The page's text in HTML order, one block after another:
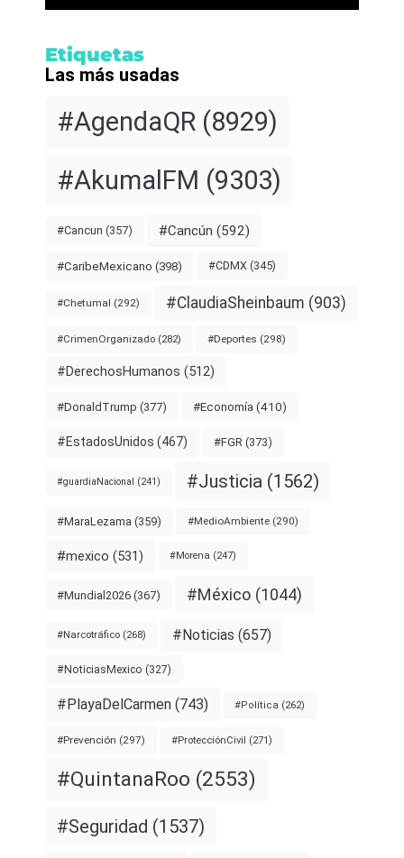
Etiquetas
Las más usadas
#AgendaQR (8929)
#AkumalFM (9303)
#Cancun (357) #Cancún (592)
#CaribeMexicano (398) #CDMX (345)
#Chetumal (292) #ClaudiaSheinbaum (903)
#CrimenOrganizado (282) #Deportes (298)
#DerechosHumanos (512)
#DonaldTrump (377) #Economía (410)
#EstadosUnidos (467) #FGR (373)
#guardiaNacional (241) #Justicia (1562)
#MaraLezama (359) #MedioAmbiente (290)
#mexico (531) #Morena (247)
#Mundial2026 (367) #México (1044)
#Narcotráfico (268) #Noticias (657)
#NoticiasMexico (327)
#PlayaDelCarmen (743) #Política (262)
#Prevención (297) #ProtecciónCivil (271)
#QuintanaRoo (2553)
#Seguridad (1537)